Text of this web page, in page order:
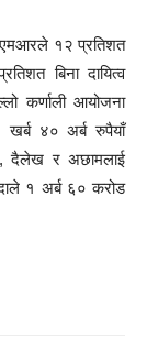
१२ प्रतिशत
बिना दायित्व
कर्णाली आयोजना
४० अर्ब रुपैयाँ
दैलेख र अछामलाई
१ अर्ब ६० करोड